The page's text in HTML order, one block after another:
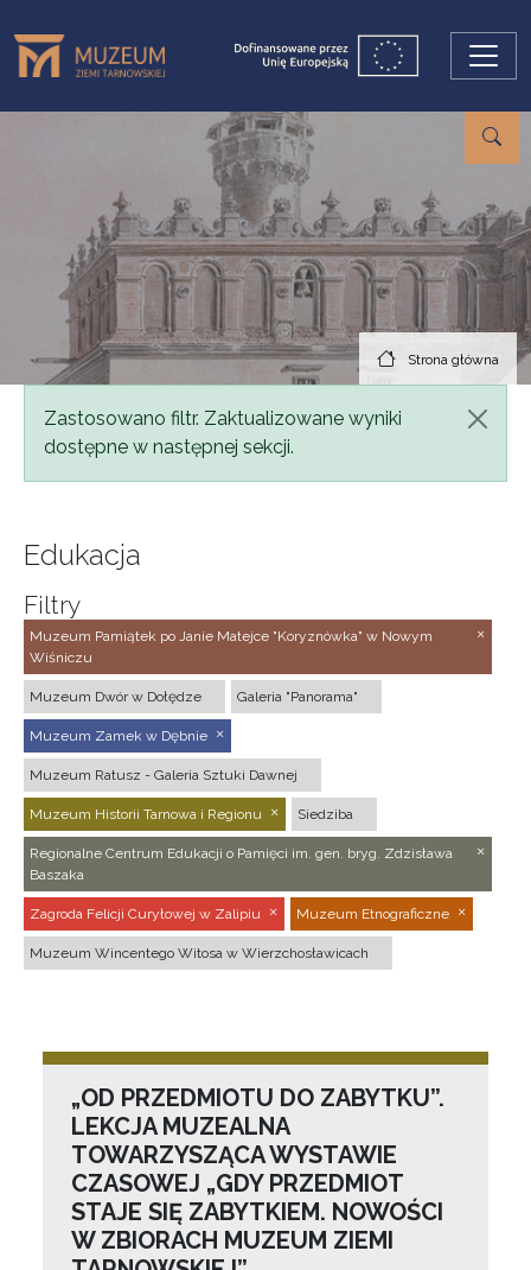
Strona główna
Komunikat
Zastosowano filtr. Zaktualizowane wyniki
dostępne w następnej sekcji.
Edukacja
Filtry
Muzeum Pamiątek po Janie Matejce "Koryznówka" w Nowym
Wiśniczu
Muzeum Dwór w Dołędze Galeria "Panorama"
Muzeum Zamek w Dębnie
Muzeum Ratusz - Galeria Sztuki Dawnej
Muzeum Historii Tarnowa i Regionu Siedziba
Regionalne Centrum Edukacji o Pamięci im. gen. bryg. Zdzisława
Baszaka
Zagroda Felicji Curyłowej w Zalipiu Muzeum Etnograficzne
Muzeum Wincentego Witosa w Wierzchosławicach
„OD PRZEDMIOTU DO ZABYTKU”.
LEKCJA MUZEALNA
TOWARZYSZĄCA WYSTAWIE
CZASOWEJ „GDY PRZEDMIOT
STAJE SIĘ ZABYTKIEM. NOWOŚCI
W ZBIORACH MUZEUM ZIEMI